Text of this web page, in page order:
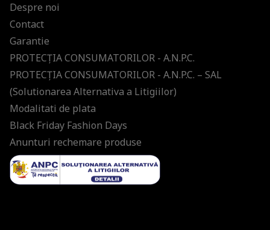
Despre noi
Contact
Garantie
PROTECŢIA CONSUMATORILOR - A.N.P.C.
PROTECŢIA CONSUMATORILOR - A.N.P.C. – SAL
(Solutionarea Alternativa a Litigiilor)
Modalitati de plata
Black Friday Fashion Days
Anunturi rechemare produse